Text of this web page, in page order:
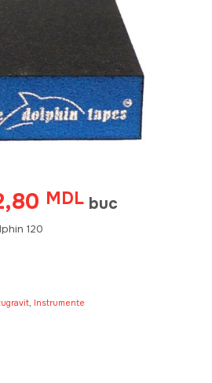
MDLPrețul
curent
buc
120
, Instrumente